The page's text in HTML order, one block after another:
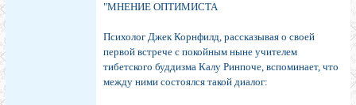
"МНЕНИЕ ОПТИМИСТА
Психолог Джек Корнфилд, рассказывая о своей
первой встрече с покойным ныне учителем
тибетского буддизма Калу Ринпоче, вспоминает, что
между ними состоялся такой диалог: